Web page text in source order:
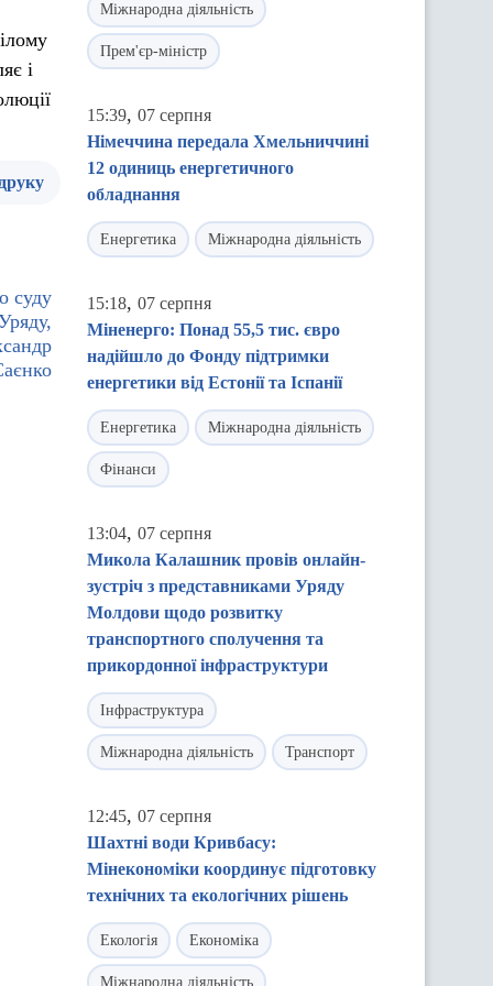
і
суду
Міжнародна діяльність
Прем'єр-міністр
15:39, 07 серпня
Німеччина передала Хмельниччині
12 одиниць енергетичного
обладнання
Енергетика Міжнародна діяльність
15:18, 07 серпня
Міненерго: Понад 55,5 тис. євро
надійшло до Фонду підтримки
енергетики від Естонії та Іспанії
Енергетика Міжнародна діяльність
Фінанси
13:04, 07 серпня
Микола Калашник провів онлайн-
зустріч з представниками Уряду
Молдови щодо розвитку
транспортного сполучення та
прикордонної інфраструктури
Інфраструктура
Міжнародна діяльність Транспорт
12:45, 07 серпня
Шахтні води Кривбасу:
Мінекономіки координує підготовку
технічних та екологічних рішень
Екологія Економіка
Міжнародна діяльність